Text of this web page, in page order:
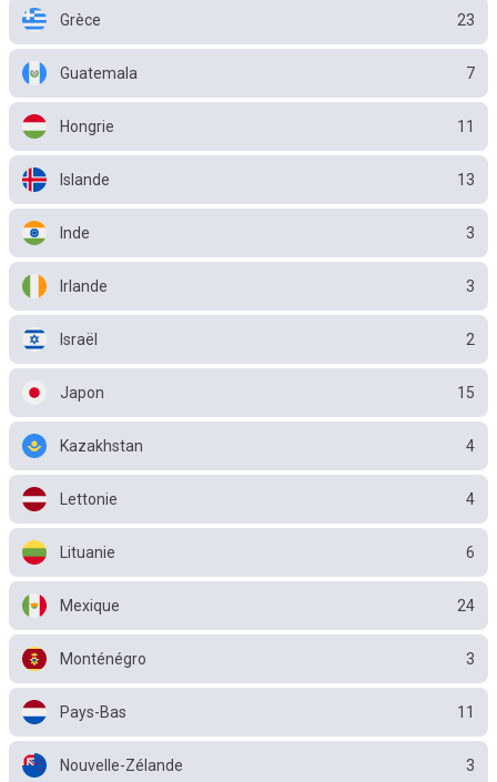
Grèce 23
Guatemala 7
Hongrie 11
Islande 13
Inde 3
Irlande 3
Israël 2
Japon 15
Kazakhstan 4
Lettonie 4
Lituanie 6
Mexique 24
Monténégro 3
Pays-Bas 11
Nouvelle-Zélande 3